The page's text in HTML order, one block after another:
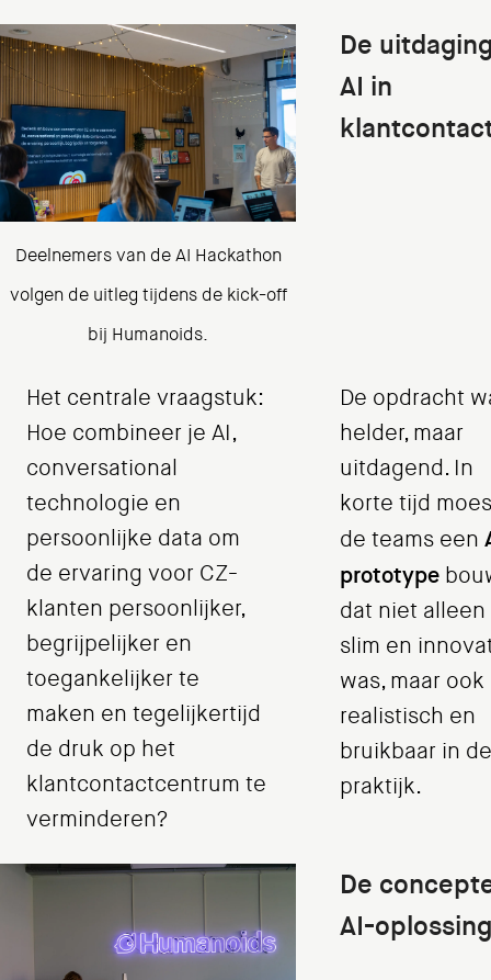
Deelnemers van de AI Hackathon
volgen de uitleg tijdens de kick-off
bij Humanoids.
De
AI in
Het centrale vraagstuk:
Hoe combineer je AI,
conversational
technologie en
persoonlijke data om
de ervaring voor CZ-
klanten persoonlijker,
begrijpelijker en
toegankelijker te
maken en tegelijkertijd
de druk op het
klantcontactcentrum te
verminderen?
De opdracht
helder, maar
uitdagend. In
korte tijd
de teams een
prototype
dat niet alleen
slim en
was, maar ook
realistisch en
bruikbaar in de
praktijk.
De
AI-